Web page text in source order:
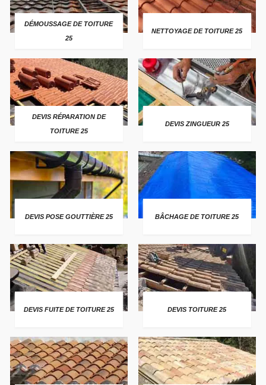
DÉMOUSSAGE DE TOITURE
25
NETTOYAGE DE TOITURE 25
DEVIS RÉPARATION DE
TOITURE 25
DEVIS ZINGUEUR 25
DEVIS POSE GOUTTIÈRE 25 BÂCHAGE DE TOITURE 25
DEVIS FUITE DE TOITURE 25 DEVIS TOITURE 25